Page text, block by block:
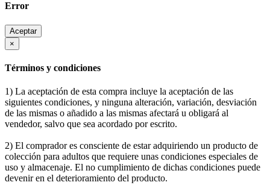
Error
Aceptar
×
Términos y condiciones
1) La aceptación de esta compra incluye la aceptación de las
siguientes condiciones, y ninguna alteración, variación, desviación
de las mismas o añadido a las mismas afectará u obligará al
vendedor, salvo que sea acordado por escrito.
2) El comprador es consciente de estar adquiriendo un producto de
colección para adultos que requiere unas condiciones especiales de
uso y almacenaje. El no cumplimiento de dichas condiciones puede
devenir en el deterioramiento del producto.